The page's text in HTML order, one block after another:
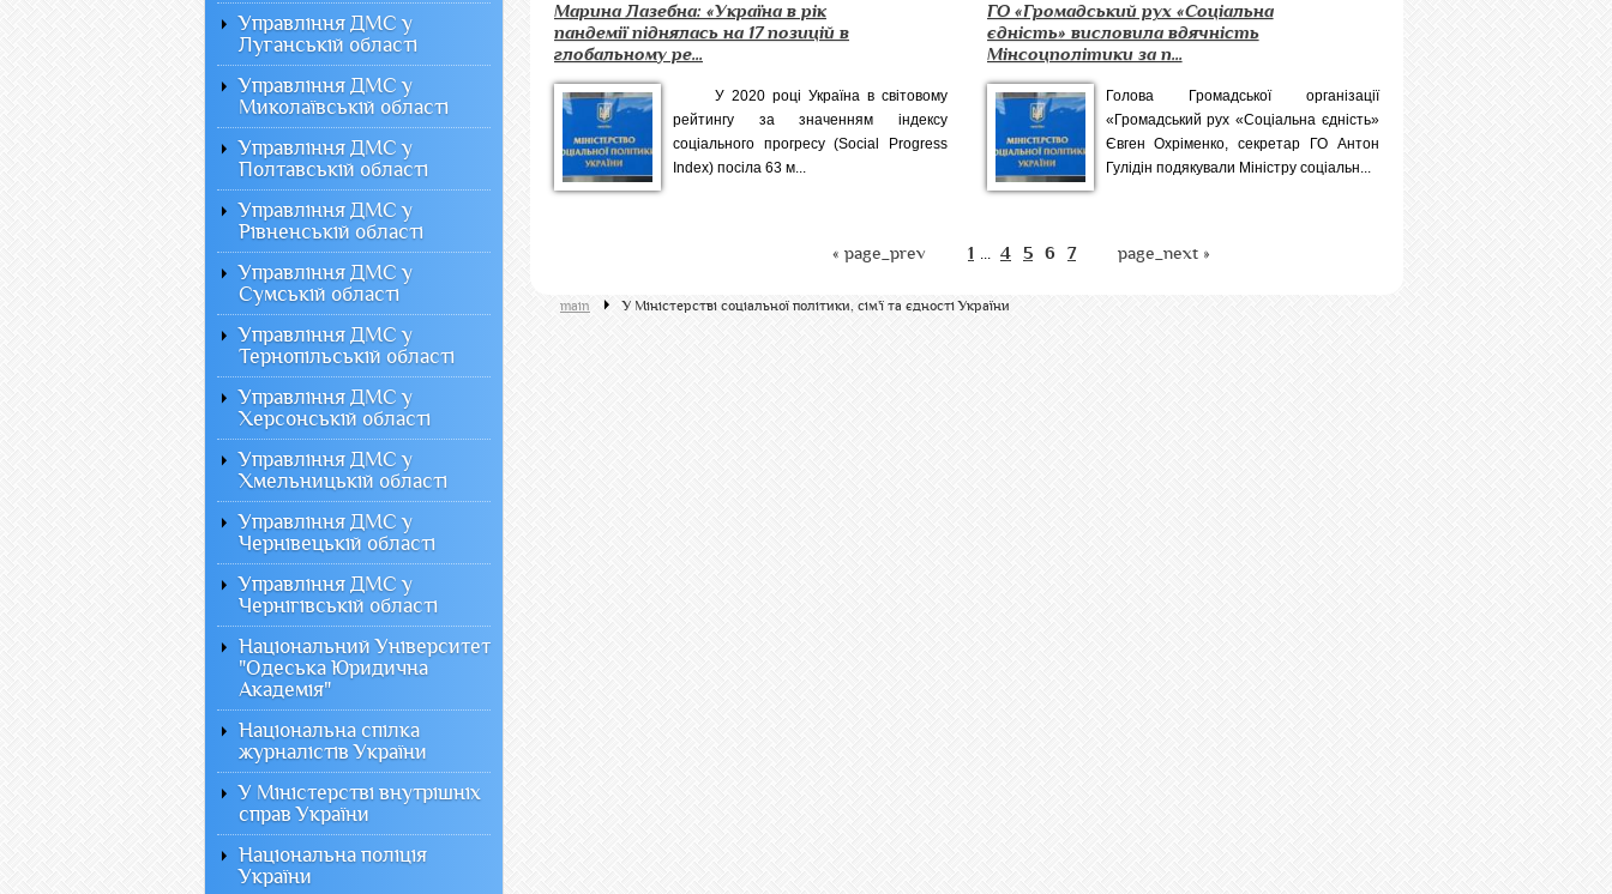
Марина Лазебна: «Україна в рік
пандемії піднялась на 17 позицій в
глобальному ре...
У 2020 році Україна в світовому
рейтингу за значенням індексу
соціального прогресу (Social Progress
Index) посіла 63 м...
ГО «Громадський рух «Соціальна
єдність» висловила вдячність
Мінсоцполітики за п...
Голова Громадської організації
«Громадський рух «Соціальна єдність»
Євген Охріменко, секретар ГО Антон
Гулідін подякували Міністру соціальн...
« page_prev 1 ... 4 5 6 7 page_next »
main У Міністерстві соціальної політики, сім'ї та єдності України
Управління ДМС у
Луганській області
Управління ДМС у
Миколаївській області
Управління ДМС у
Полтавській області
Управління ДМС у
Рівненській області
Управління ДМС у
Сумській області
Управління ДМС у
Тернопільській області
Управління ДМС у
Херсонській області
Управління ДМС у
Хмельницькій області
Управління ДМС у
Чернівецькій області
Управління ДМС у
Чернігівській області
Національний Університет
"Одеська Юридична
Академія"
Національна спілка
журналістів України
У Міністерстві внутрішніх
справ України
Національна поліція
України